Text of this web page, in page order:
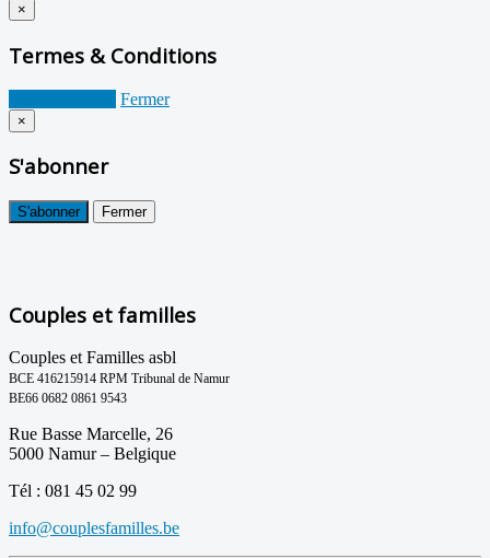
×
Termes & Conditions
Fermer
×
S'abonner
S'abonner Fermer
Couples et familles
Couples et Familles asbl
BCE 416215914 RPM Tribunal de Namur
BE66 0682 0861 9543
Rue Basse Marcelle, 26
5000 Namur – Belgique
Tél : 081 45 02 99
info@couplesfamilles.be